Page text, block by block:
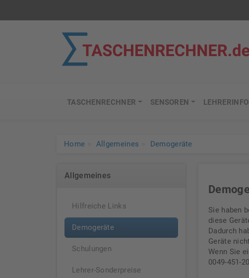
TASCHENRECHNER SENSOREN
Home Allgemeines Demogeräte
Allgemeines
Hilfreiche Links
Demogeräte
Schulungen
Lehrer-Sonderpreise
Sie haben
diese
Dadurch
Geräte
Wenn Sie
0049-451-